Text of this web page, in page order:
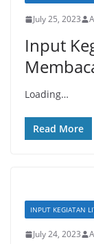
July 25, 2023
Input
Loading…
Read More
INPUT KEGIATAN
July 24, 2023